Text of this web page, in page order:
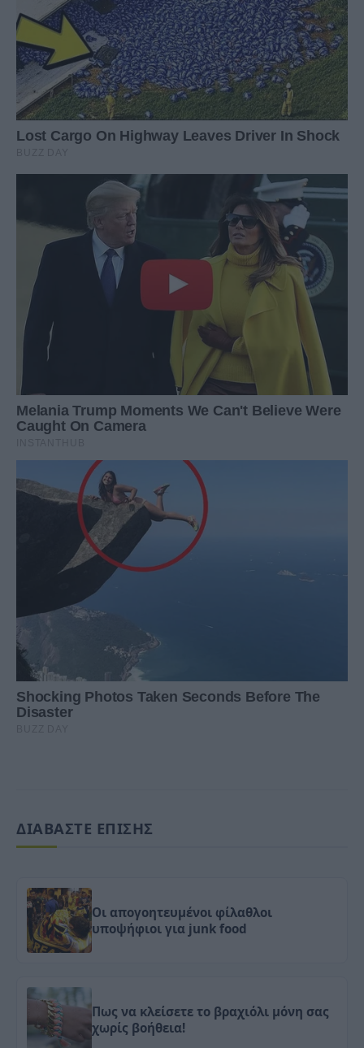
ΔΙΑΒΑΣΤΕ ΕΠΙΣΗΣ
Οι απογοητευμένοι φίλαθλοι
υποψήφιοι για junk food
Πως να κλείσετε το βραχιόλι μόνη σας
χωρίς βοήθεια!